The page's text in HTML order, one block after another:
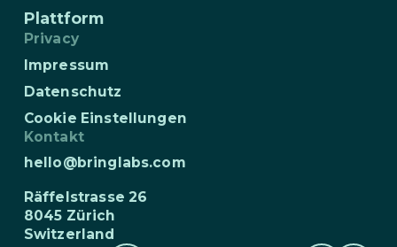
Plattform
Privacy
Impressum
Datenschutz
Cookie Einstellungen
Kontakt
hello@bringlabs.com
Räffelstrasse 26
8045 Zürich
Switzerland